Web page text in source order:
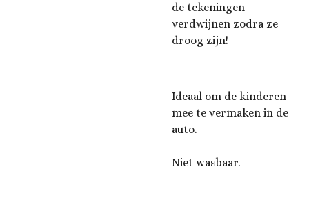
de tekeningen
verdwijnen zodra ze
droog zijn!
Ideaal om de kinderen
mee te vermaken in de
auto.
Niet wasbaar.